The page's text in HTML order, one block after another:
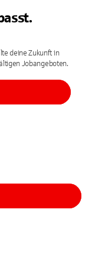
deine Zukunft in
Jobangeboten.
Sie die
Sie die